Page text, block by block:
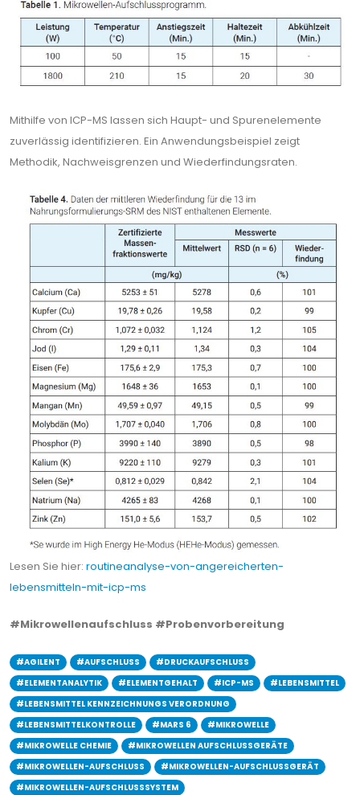
Mithilfe von ICP-MS lassen sich Haupt- und Spurenelemente
zuverlässig identifizieren. Ein Anwendungsbeispiel zeigt
Methodik, Nachweisgrenzen und Wiederfindungsraten.
Lesen Sie hier: routineanalyse-von-angereicherten-
lebensmitteln-mit-icp-ms
#Mikrowellenaufschluss #Probenvorbereitung
#AGILENT #AUFSCHLUSS
#DRUCKAUFSCHLUSS
#ELEMENTANALYTIK
#ELEMENTGEHALT #ICP-MS
#LEBENSMITTEL
#LEBENSMITTEL KENNZEICHNUNGS VERORDNUNG
#LEBENSMITTELKONTROLLE
#MARS 6
#MIKROWELLE
#MIKROWELLE CHEMIE
#MIKROWELLEN AUFSCHLUSSGERÄTE
#MIKROWELLEN-AUFSCHLUSS
#MIKROWELLEN-AUFSCHLUSSGERÄT
#MIKROWELLEN-AUFSCHLUSSSYSTEM